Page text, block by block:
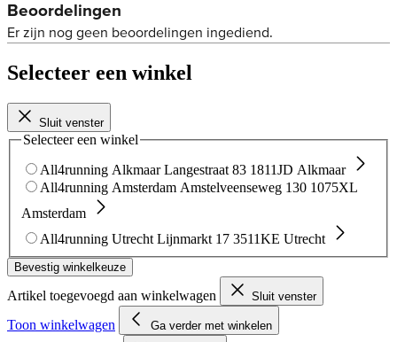
Selecteer een winkel
Sluit venster
Selecteer een winkel
All4running Alkmaar Langestraat 83 1811JD Alkmaar
All4running Amsterdam Amstelveenseweg 130 1075XL
Amsterdam
All4running Utrecht Lijnmarkt 17 3511KE Utrecht
Bevestig winkelkeuze
Artikel toegevoegd aan winkelwagen Sluit venster
Toon winkelwagen Ga verder met winkelen